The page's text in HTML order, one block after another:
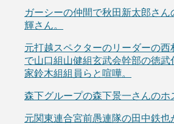
ガーシーの仲間で秋田新太郎さん
輝さん。
元打越スペクターのリーダーの西
で山口組山健組玄武会幹部の徳武
家鈴木組組員らと喧嘩。
森下グループの森下景一さんのホ
元関東連合宮前愚連隊の田中鉄也